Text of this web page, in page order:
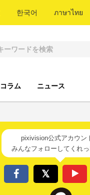
한국어 ภาษาไทย
コラム ニュース
pixivision公式アカウン
みんなフォローしてくれっ